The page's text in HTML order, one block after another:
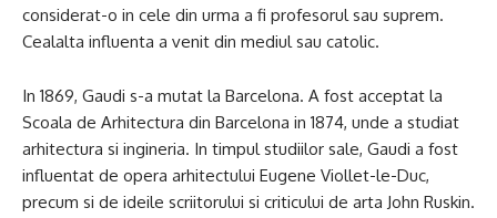
considerat-o in cele din urma a fi profesorul sau suprem.
Cealalta influenta a venit din mediul sau catolic.
In 1869, Gaudi s-a mutat la Barcelona. A fost acceptat la
Scoala de Arhitectura din Barcelona in 1874, unde a studiat
arhitectura si ingineria. In timpul studiilor sale, Gaudi a fost
influentat de opera arhitectului Eugene Viollet-le-Duc,
precum si de ideile scriitorului si criticului de arta John Ruskin.